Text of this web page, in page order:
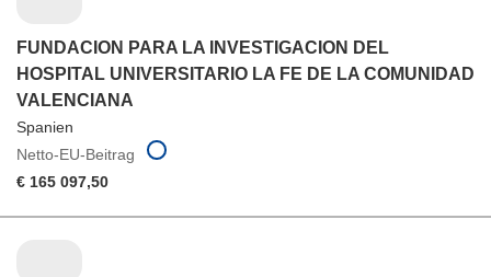
FUNDACION PARA LA INVESTIGACION DEL
HOSPITAL UNIVERSITARIO LA FE DE LA COMUNIDAD
VALENCIANA
Spanien
Netto-EU-Beitrag
€ 165 097,50